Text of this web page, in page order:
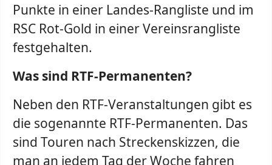
Punkte in einer Landes-Rangliste und im
RSC Rot-Gold in einer Vereinsrangliste
festgehalten.
Was sind RTF-Permanenten?
Neben den RTF-Veranstaltungen gibt es
die sogenannte RTF-Permanenten. Das
sind Touren nach Streckenskizzen, die
man an jedem Tag der Woche fahren